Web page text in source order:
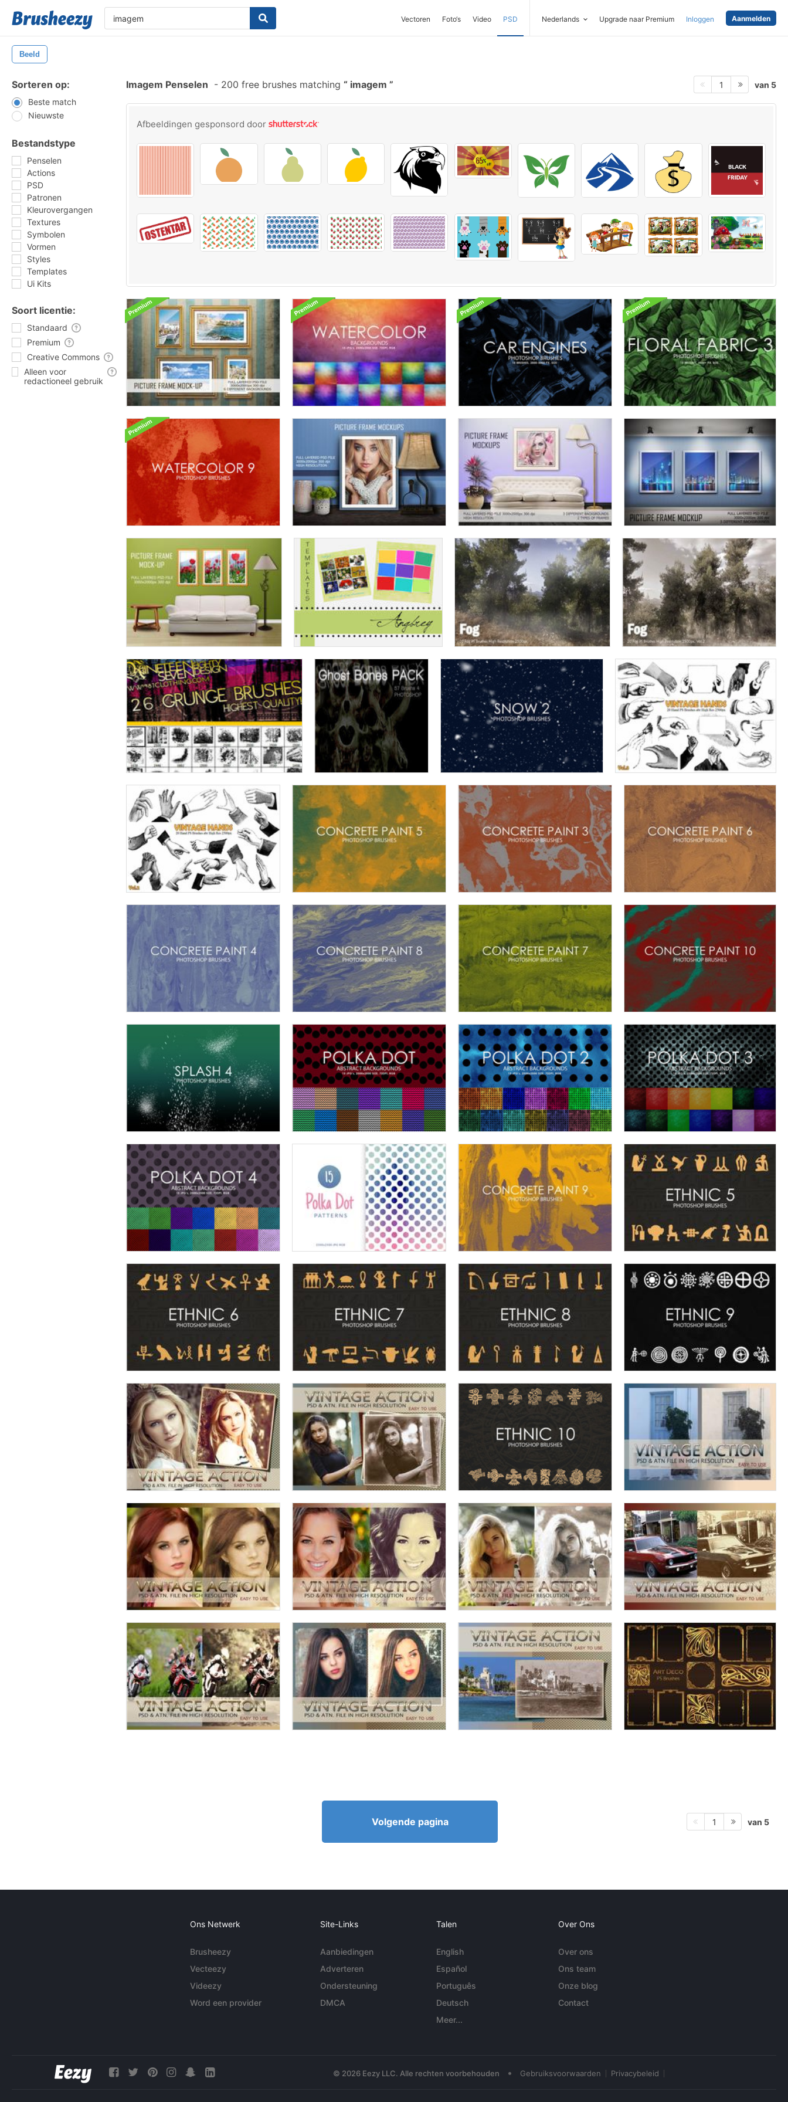
Vectoren Foto‘s Video PSD Nederlands Upgrade naar Premium Inloggen Aanmelden
Beeld
Sorteren op:
Beste match
Nieuwste
Bestandstype
Penselen
Actions
PSD
Patronen
Kleurovergangen
Textures
Symbolen
Vormen
Styles
Templates
Ui Kits
Soort licentie:
Standaard
Premium
Creative Commons
Alleen voor
redactioneel gebruik
Imagem Penselen - 200 free brushes matching imagem 1 van 5
Afbeeldingen gesponsord door
Volgende pagina 1 van 5
Ons Netwerk
Brusheezy
Vecteezy
Videezy
Word een provider
Site-Links
Aanbiedingen
Adverteren
Ondersteuning
DMCA
Talen
English
Español
Português
Deutsch
Meer...
Over Ons
Over ons
Ons team
Onze blog
Contact
© 2026 Eezy LLC. Alle rechten voorbehouden • Gebruiksvoorwaarden Privacybeleid